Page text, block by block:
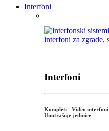
Interfoni
Interfoni
Kompleti - Video interfoni
Unutrašnje jedinice